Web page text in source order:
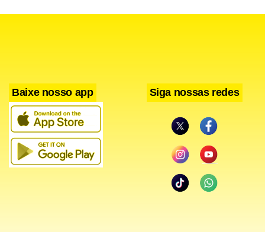
Nadal já havia ficado de fora do primeiro confronto da
Espanha no Grupo Mundial da Davis, quando o time
venceu por 3 x 2 a Suíça, em Genebra. Na ocasião, ele foi
dispensando pouco antes da estréia por conta de uma
lesão muscular e substituído pelo próprio Fernando
Baixe nosso app Siga nossas redes